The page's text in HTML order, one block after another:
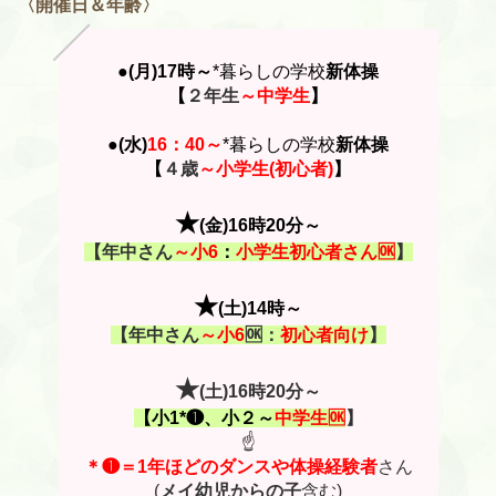
〈開催日＆年齢〉
●(月)17時～*暮らしの学校新体操
【 ２年生 ～中学生 】
●(水)16：40～*暮らしの学校新体操
【 ４歳～小学生(初心者)】
★(金)16時20分～
【年中さん～小6： 小学生初心者さん🆗 】
★(土)14時～
【年中さん～小6🆗： 初心者向け】
★(土)16時20分～
【小1*❶、小２～中学生🆗 】
☝
＊❶＝1年ほどのダンスや体操経験者さん
(メイ幼児からの子含む)